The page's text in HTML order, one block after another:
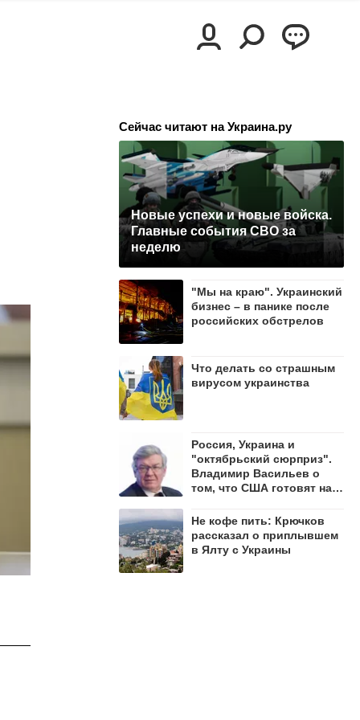
Сейчас читают на Украина.ру
Новые успехи и новые войска.
Главные события СВО за
неделю
"Мы на краю". Украинский
бизнес – в панике после
российских обстрелов
Что делать со страшным
вирусом украинства
Россия, Украина и
"октябрьский сюрприз".
Владимир Васильев о
том, что США готовят на
Не кофе пить: Крючков
рассказал о приплывшем
в Ялту с Украины